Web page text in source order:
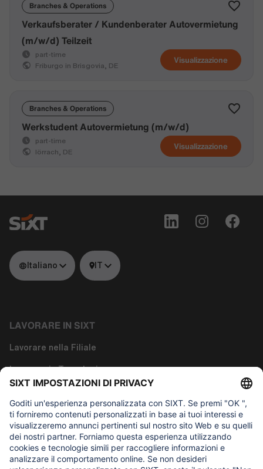
Branches & Operations
Visualizzazione
Verkaufsberater / Kundenberater Autovermietung
(m/w/d) Teilzeit
part-time
Friburgo in Brisgovia, DE
Branches & Operations
Visualizzazione
Werkstudent Autovermietung (m/w/d)
part-time
lörrach, DE
Italiano IT
LAVORARE IN SIXT
Lavorare nella Filiale
Lavorare in Tecnologia
Chi siamo
COSA CI INTERESSA
Fondazione Regine SIXT per l'Aiuto all'Infanzia